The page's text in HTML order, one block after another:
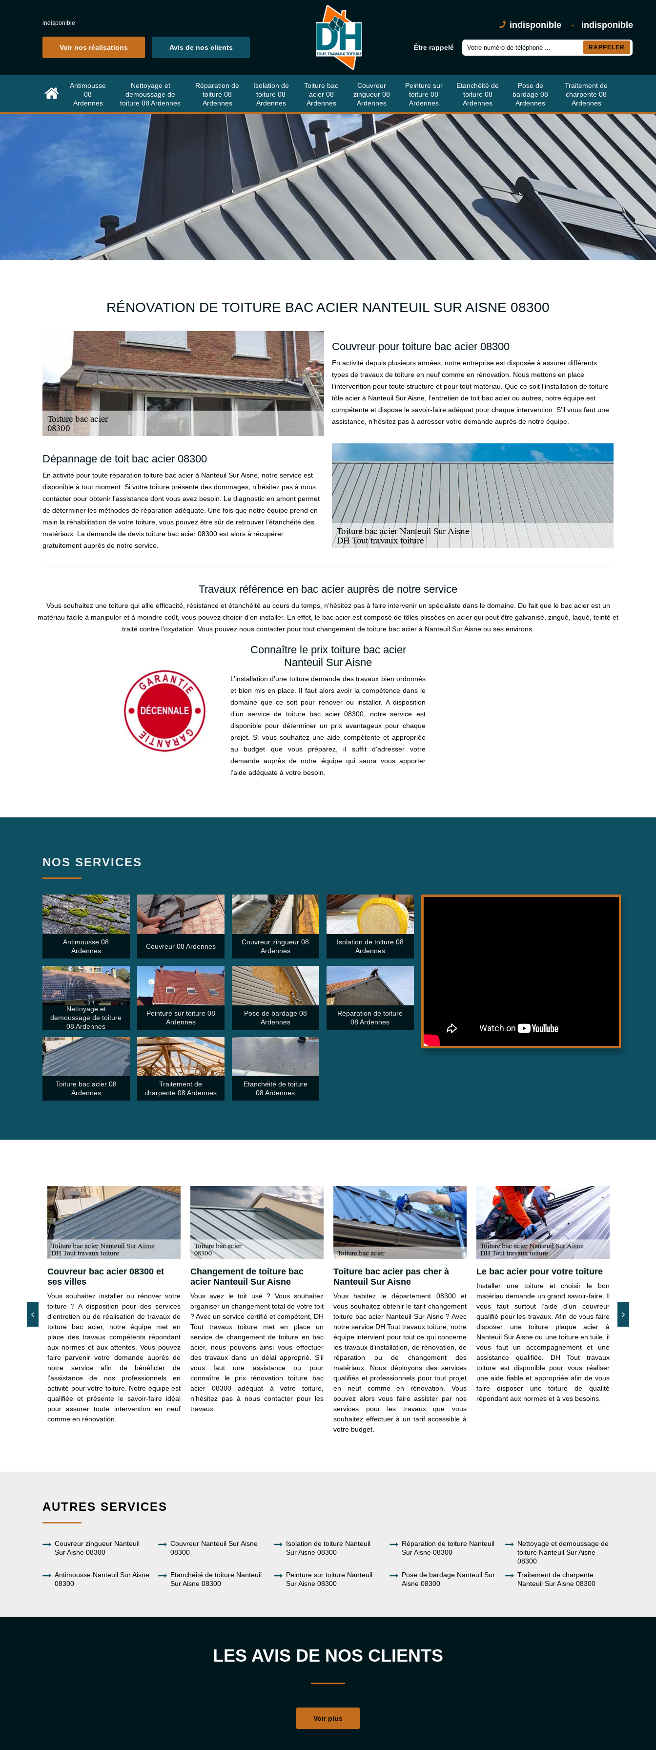
indisponible
Voir nos réalisations Avis de nos clients
indisponible - indisponible
Être rappelé
Antimousse
08
Ardennes
Nettoyage et
demoussage de
toiture 08 Ardennes
Réparation de
toiture 08
Ardennes
Isolation de
toiture 08
Ardennes
Toiture bac
acier 08
Ardennes
Couvreur
zingueur 08
Ardennes
Peinture sur
toiture 08
Ardennes
Etanchéité de
toiture 08
Ardennes
Pose de
bardage 08
Ardennes
Traitement de
charpente 08
Ardennes
RÉNOVATION DE TOITURE BAC ACIER NANTEUIL SUR AISNE 08300
Couvreur pour toiture bac acier 08300
En activité depuis plusieurs années, notre entreprise est disposée à assurer différents
types de travaux de toiture en neuf comme en rénovation. Nous mettons en place
l’intervention pour toute structure et pour tout matériau. Que ce soit l’installation de toiture
tôle acier à Nanteuil Sur Aisne, l’entretien de toit bac acier ou autres, notre équipe est
compétente et dispose le savoir-faire adéquat pour chaque intervention. S’il vous faut une
assistance, n’hésitez pas à adresser votre demande auprès de notre équipe.
Dépannage de toit bac acier 08300
En activité pour toute réparation toiture bac acier à Nanteuil Sur Aisne, notre service est
disponible à tout moment. Si votre toiture présente des dommages, n’hésitez pas à nous
contacter pour obtenir l’assistance dont vous avez besoin. Le diagnostic en amont permet
de déterminer les méthodes de réparation adéquate. Une fois que notre équipe prend en
main la réhabilitation de votre toiture, vous pouvez être sûr de retrouver l’étanchéité des
matériaux. La demande de devis toiture bac acier 08300 est alors à récupérer
gratuitement auprès de notre service.
Travaux référence en bac acier auprès de notre service
Vous souhaitez une toiture qui allie efficacité, résistance et étanchéité au cours du temps, n’hésitez pas à faire intervenir un spécialiste dans le domaine. Du fait que le bac acier est un
matériau facile à manipuler et à moindre coût, vous pouvez choisir d’en installer. En effet, le bac acier est composé de tôles plissées en acier qui peut être galvanisé, zingué, laqué, teinté et
traité contre l’oxydation. Vous pouvez nous contacter pour tout changement de toiture bac acier à Nanteuil Sur Aisne ou ses environs.
Connaître le prix toiture bac acier
Nanteuil Sur Aisne
L’installation d’une toiture demande des travaux bien ordonnés
et bien mis en place. Il faut alors avoir la compétence dans le
domaine que ce soit pour rénover ou installer. A disposition
d’un service de toiture bac acier 08300, notre service est
disponible pour déterminer un prix avantageux pour chaque
projet. Si vous souhaitez une aide compétente et appropriée
au budget que vous préparez, il suffit d’adresser votre
demande auprès de notre équipe qui saura vous apporter
l’aide adéquate à votre besoin.
NOS SERVICES
Antimousse 08
Ardennes
Couvreur 08 Ardennes
Couvreur zingueur 08
Ardennes
Isolation de toiture 08
Ardennes
Nettoyage et
demoussage de toiture
08 Ardennes
Peinture sur toiture 08
Ardennes
Pose de bardage 08
Ardennes
Réparation de toiture
08 Ardennes
Toiture bac acier 08
Ardennes
Traitement de
charpente 08 Ardennes
Etanchéité de toiture
08 Ardennes
? Le prix
varie
Couvreur bac acier 08300 et
ses villes
Vous souhaitez installer ou rénover votre
toiture ? A disposition pour des services
d’entretien ou de réalisation de travaux de
toiture bac acier, notre équipe met en
place des travaux compétents répondant
aux normes et aux attentes. Vous pouvez
faire parvenir votre demande auprès de
notre service afin de bénéficier de
l’assistance de nos professionnels en
activité pour votre toiture. Notre équipe est
qualifiée et présente le savoir-faire idéal
pour assurer toute intervention en neuf
comme en rénovation.
Changement de toiture bac
acier Nanteuil Sur Aisne
Vous avez le toit usé ? Vous souhaitez
organiser un changement total de votre toit
? Avec un service certifié et compétent, DH
Tout travaux toiture met en place un
service de changement de toiture en bac
acier, nous pouvons ainsi vous effectuer
des travaux dans un délai approprié. S’il
vous faut une assistance ou pour
connaître le prix rénovation toiture bac
acier 08300 adéquat à votre toiture,
n’hésitez pas à nous contacter pour les
travaux.
Toiture bac acier pas cher à
Nanteuil Sur Aisne
Vous habitez le département 08300 et
vous souhaitez obtenir le tarif changement
toiture bac acier Nanteuil Sur Aisne ? Avec
notre service DH Tout travaux toiture, notre
équipe intervient pour tout ce qui concerne
les travaux d’installation, de rénovation, de
réparation ou de changement des
matériaux. Nous déployons des services
qualifiés et professionnels pour tout projet
en neuf comme en rénovation. Vous
pouvez alors vous faire assister par nos
services pour les travaux que vous
souhaitez effectuer à un tarif accessible à
votre budget.
Le bac acier pour votre toiture
Installer une toiture et choisir le bon
matériau demande un grand savoir-faire. Il
vous faut surtout l’aide d’un couvreur
qualifié pour les travaux. Afin de vous faire
disposer une toiture plaque acier à
Nanteuil Sur Aisne ou une toiture en tuile, il
vous faut un accompagnement et une
assistance qualifiée. DH Tout travaux
toiture est disponible pour vous réaliser
une aide fiable et appropriée afin de vous
faire disposer une toiture de qualité
répondant aux normes et à vos besoins.
Nous
AUTRES SERVICES
Couvreur zingueur Nanteuil
Sur Aisne 08300
Couvreur Nanteuil Sur Aisne
08300
Isolation de toiture Nanteuil
Sur Aisne 08300
Réparation de toiture Nanteuil
Sur Aisne 08300
Nettoyage et demoussage de
toiture Nanteuil Sur Aisne
08300
Antimousse Nanteuil Sur Aisne
08300
Etanchéité de toiture Nanteuil
Sur Aisne 08300
Peinture sur toiture Nanteuil
Sur Aisne 08300
Pose de bardage Nanteuil Sur
Aisne 08300
Traitement de charpente
Nanteuil Sur Aisne 08300
LES AVIS DE NOS CLIENTS
Voir plus